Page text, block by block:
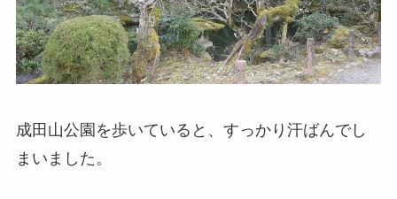
成田山公園を歩いていると、すっかり汗ばんでし
まいました。